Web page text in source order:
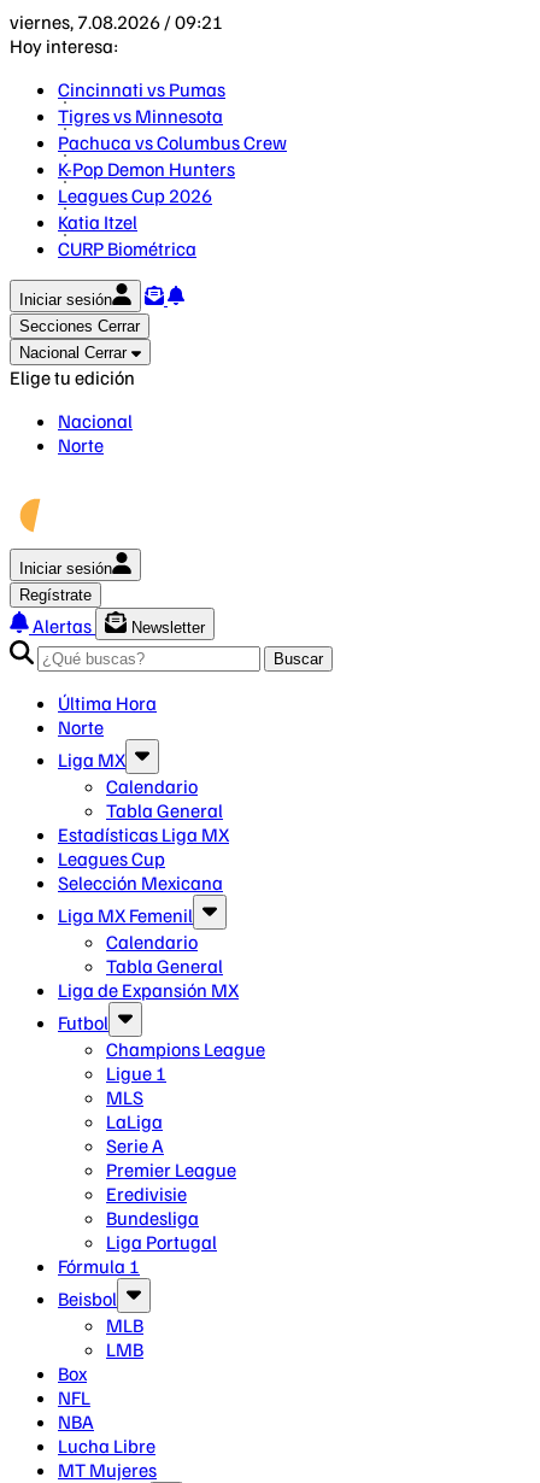
viernes, 7.08.2026 / 09:21
Hoy interesa:
Cincinnati vs Pumas
Tigres vs Minnesota
Pachuca vs Columbus Crew
K-Pop Demon Hunters
Leagues Cup 2026
Katia Itzel
CURP Biométrica
Iniciar sesión
Secciones Cerrar
Nacional Cerrar
Elige tu edición
Nacional
Norte
Iniciar sesión
Regístrate
Alertas
Newsletter
Buscar
Última Hora
Norte
Liga MX
Calendario
Tabla General
Estadísticas Liga MX
Leagues Cup
Selección Mexicana
Liga MX Femenil
Calendario
Tabla General
Liga de Expansión MX
Futbol
Champions League
Ligue 1
MLS
LaLiga
Serie A
Premier League
Eredivisie
Bundesliga
Liga Portugal
Fórmula 1
Beisbol
MLB
LMB
Box
NFL
NBA
Lucha Libre
MT Mujeres